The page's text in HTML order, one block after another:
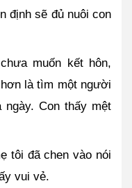
định sẽ đủ nuôi con
muốn kết hôn,
là tìm một người
Con thấy mệt
tôi đã chen vào nói
vui vẻ.